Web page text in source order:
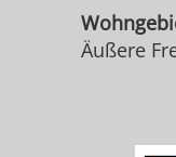
Äußere